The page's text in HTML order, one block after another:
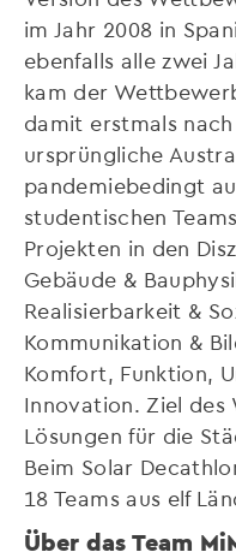
im Jahr 2008 in
ebenfalls alle zwei
kam der
damit erstmals
ursprüngliche
pandemiebedingt
studentischen
Projekten in den
Gebäude &
Realisierbarkeit &
Kommunikation &
Komfort, Funktion,
Innovation. Ziel des
Lösungen für die
Beim Solar
18 Teams aus elf
Über das Team